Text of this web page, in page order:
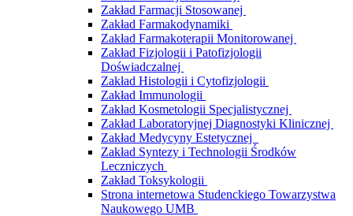
Zakład Farmacji Stosowanej
Zakład Farmakodynamiki
Zakład Farmakoterapii Monitorowanej
Zakład Fizjologii i Patofizjologii
Doświadczalnej
Zakład Histologii i Cytofizjologii
Zakład Immunologii
Zakład Kosmetologii Specjalistycznej
Zakład Laboratoryjnej Diagnostyki Klinicznej
Zakład Medycyny Estetycznej
Zakład Syntezy i Technologii Środków
Leczniczych
Zakład Toksykologii
Strona internetowa Studenckiego Towarzystwa
Naukowego UMB